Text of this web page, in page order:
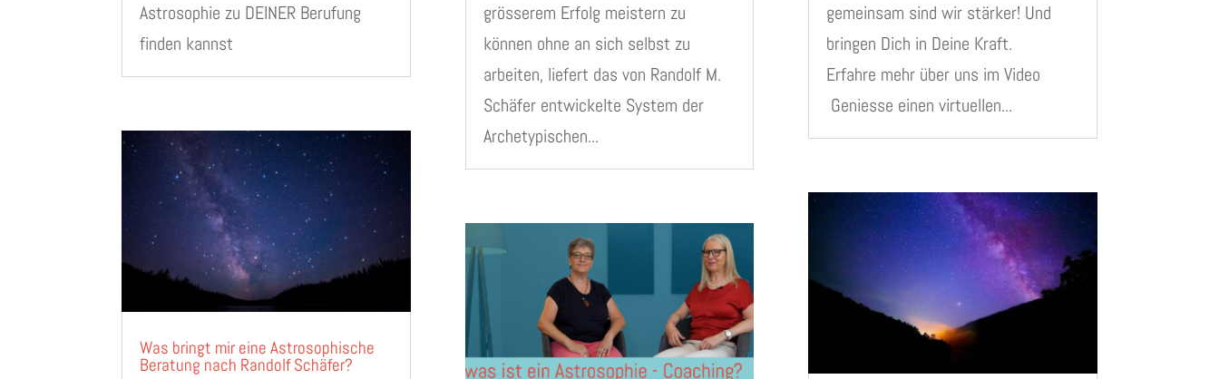
Astrosophie zu DEINER Berufung
finden kannst
Was bringt mir eine Astrosophische
Beratung nach Randolf Schäfer?
grösserem Erfolg meistern zu
können ohne an sich selbst zu
arbeiten, liefert das von Randolf M.
Schäfer entwickelte System der
Archetypischen...
gemeinsam sind wir stärker! Und
bringen Dich in Deine Kraft.
Erfahre mehr über uns im Video
Geniesse einen virtuellen...